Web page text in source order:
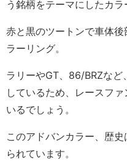
う銘柄をテーマにしたカラ
赤と黒のツートンで車体
ラーリング。
ラリーやGT、86/BRZなど
しているため、レースフ
いるでしょう。
このアドバンカラー、歴
られています。